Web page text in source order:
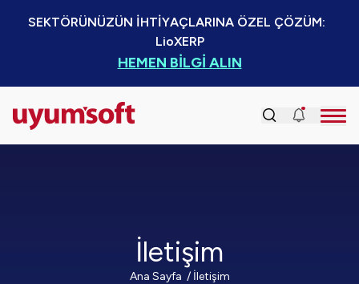
SEKTÖRÜNÜZÜN İHTİYAÇLARINA ÖZEL ÇÖZÜM:
LioXERP
HEMEN BİLGİ ALIN
İletişim
Ana Sayfa / İletişim